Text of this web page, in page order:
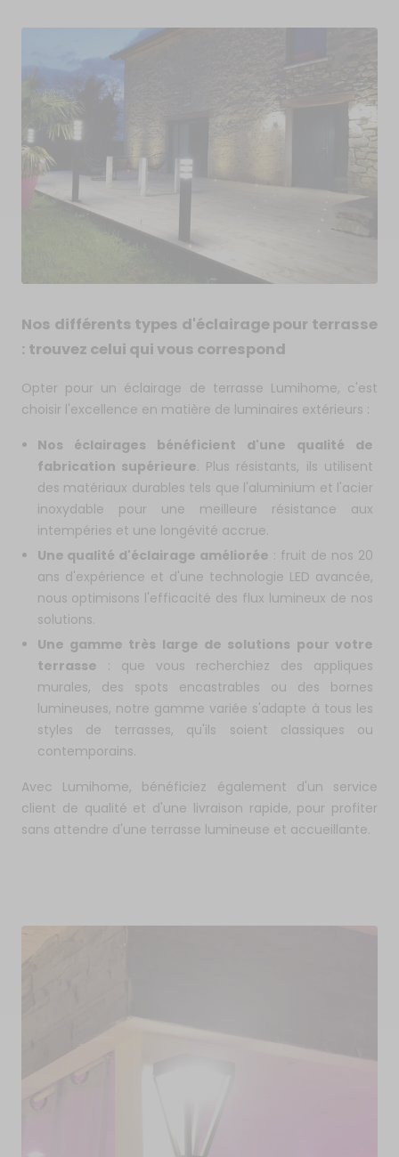
Nos différents types d'éclairage pour terrasse
: trouvez celui qui vous correspond
Opter pour un éclairage de terrasse Lumihome, c'est
choisir l'excellence en matière de luminaires extérieurs :
Nos éclairages bénéficient d'une qualité de
fabrication supérieure. Plus résistants, ils utilisent
des matériaux durables tels que l'aluminium et l'acier
inoxydable pour une meilleure résistance aux
intempéries et une longévité accrue.
Une qualité d'éclairage améliorée : fruit de nos 20
ans d'expérience et d'une technologie LED avancée,
nous optimisons l'efficacité des flux lumineux de nos
solutions.
Une gamme très large de solutions pour votre
terrasse : que vous recherchiez des appliques
murales, des spots encastrables ou des bornes
lumineuses, notre gamme variée s'adapte à tous les
styles de terrasses, qu'ils soient classiques ou
contemporains.
Avec Lumihome, bénéficiez également d'un service
client de qualité et d'une livraison rapide, pour profiter
sans attendre d'une terrasse lumineuse et accueillante.